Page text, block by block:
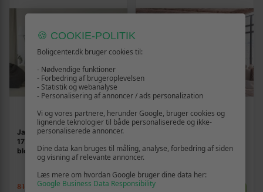
Japansk skærmvæg 135 x
172 cm - barokt
blomstermotiv i patineret
guld og brune nuancer
819,-
panels rumdeler
879,-
🍪 COOKIE-POLITIK
Boligcenter.dk bruger cookies til:
- Nødvendige funktioner
- Forbedring af brugeroplevelsen
- Statistik og webanalyse
- Personalisering af annoncer / ads personalization
Vi og vores partnere, herunder Google, bruger cookies og
lignende teknologier til både personaliserede og ikke-
personaliserede annoncer.
Dine data kan bruges til måling, analyse, forbedring af siden
og visning af relevante annoncer.
Læs mere om hvordan Google bruger dine data her:
Google Business Data Responsibility